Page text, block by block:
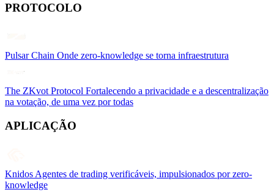
PROTOCOLO
Pulsar Chain Onde zero-knowledge se torna infraestrutura
The ZKvot Protocol Fortalecendo a privacidade e a descentralização
na votação, de uma vez por todas
APLICAÇÃO
Knidos Agentes de trading verificáveis, impulsionados por zero-
knowledge